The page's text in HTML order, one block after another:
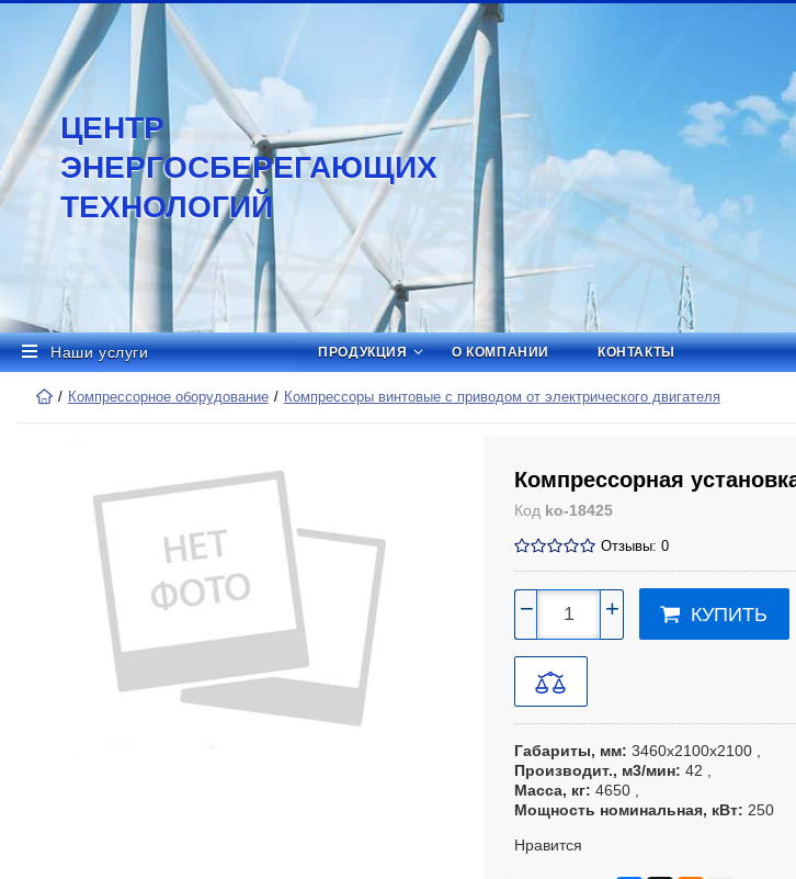
ЦЕНТР
ЭНЕРГОСБЕРЕГАЮЩИХ
ТЕХНОЛОГИЙ
Наши услуги ПРОДУКЦИЯ О КОМПАНИИ КОНТАКТЫ
Компрессорное оборудование Компрессоры винтовые с приводом от электрического двигателя
Компрессорная
Код ko-18425
Отзывы: 0
− + КУПИТЬ
Габариты, мм 3460х2100х2100
Производит., м3/мин 42
Масса, кг 4650
Мощность номинальная, кВт
250
Нравится